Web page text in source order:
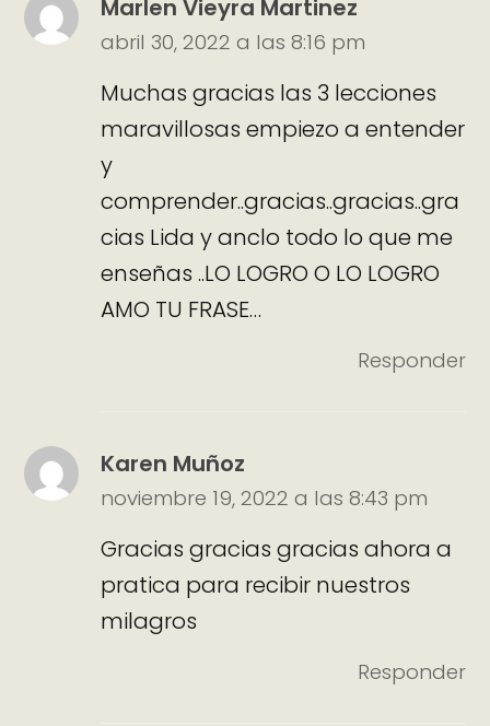
Marlen Vieyra Martinez
abril 30, 2022 a las 8:16 pm
Muchas gracias las 3 lecciones
maravillosas empiezo a entender
y
comprender..gracias..gracias..gra
cias Lida y anclo todo lo que me
enseñas ..LO LOGRO O LO LOGRO
AMO TU FRASE…
Responder
Karen Muñoz
noviembre 19, 2022 a las 8:43 pm
Gracias gracias gracias ahora a
pratica para recibir nuestros
milagros
Responder